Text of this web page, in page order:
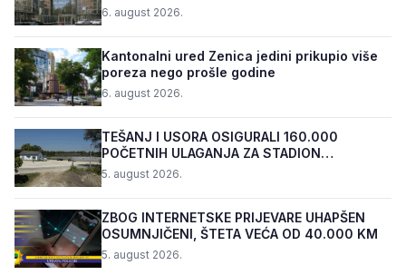
6. august 2026.
Kantonalni ured Zenica jedini prikupio više
poreza nego prošle godine
6. august 2026.
TEŠANJ I USORA OSIGURALI 160.000
POČETNIH ULAGANJA ZA STADION
„TOPOLIK“
5. august 2026.
ZBOG INTERNETSKE PRIJEVARE UHAPŠEN
OSUMNJIČENI, ŠTETA VEĆA OD 40.000 KM
5. august 2026.